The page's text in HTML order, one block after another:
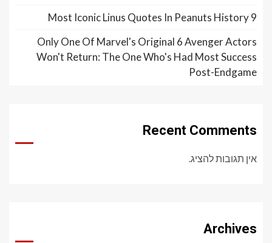
9 Most Iconic Linus Quotes In Peanuts History
Only One Of Marvel's Original 6 Avenger Actors
Won't Return: The One Who's Had Most Success
Post-Endgame
Recent Comments
אין תגובות להציג.
Archives